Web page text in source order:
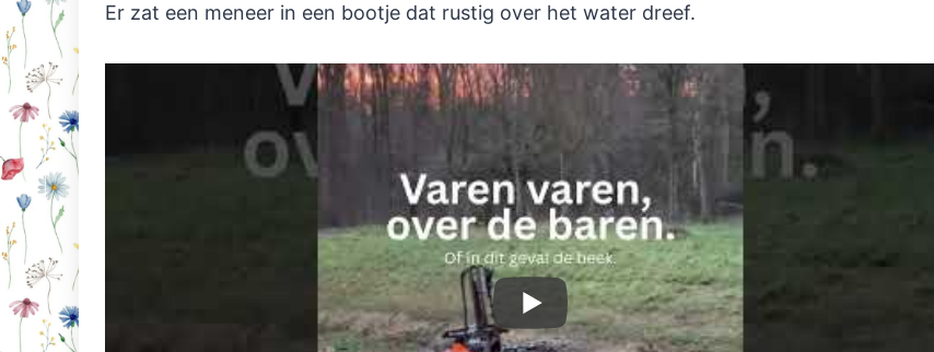
Er zat een meneer in een bootje dat rustig over het water dreef.